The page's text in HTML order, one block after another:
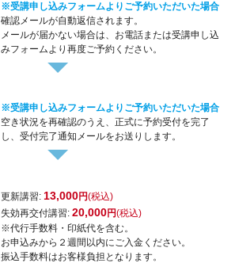
※受講申し込みフォームよりご予約いただいた場合
確認メールが自動返信されます。
メールが届かない場合は、お電話または受講申し込
みフォームより再度ご予約ください。
※受講申し込みフォームよりご予約いただいた場合
空き状況を再確認のうえ、正式に予約受付を完了
し、受付完了通知メールをお送りします。
更新講習: 13,000円(税込)
失効再交付講習: 20,000円(税込)
※代行手数料・印紙代を含む。
お申込みから２週間以内にご入金ください。
振込手数料はお客様負担となります。